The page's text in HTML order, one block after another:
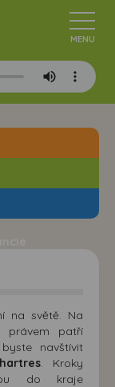
na světě. Na
právem patří
navštívit
. Kroky
do kraje